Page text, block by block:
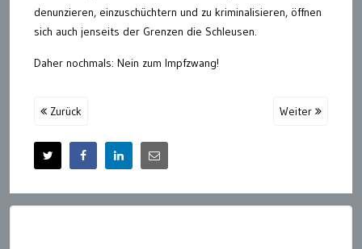
denunzieren, einzuschüchtern und zu kriminalisieren, öffnen
sich auch jenseits der Grenzen die Schleusen.
Daher nochmals: Nein zum Impfzwang!
Zurück Weiter